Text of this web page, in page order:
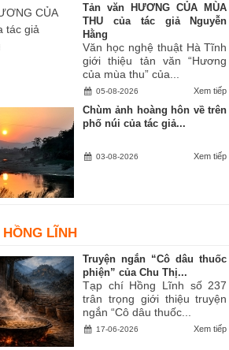
Tản văn HƯƠNG CỦA MÙA
THU của tác giả Nguyễn
Hằng
Văn học nghệ thuật Hà Tĩnh
giới thiệu tản văn “Hương
của mùa thu” của...
Xem tiếp
05-08-2026
Chùm ảnh hoàng hôn về trên
phố núi của tác giả...
Xem tiếp
03-08-2026
LĨNH
Truyện ngắn “Cô dâu thuốc
phiện” của Chu Thị...
Tạp chí Hồng Lĩnh số 237
trân trọng giới thiệu truyện
ngắn “Cô dâu thuốc...
Xem tiếp
17-06-2026